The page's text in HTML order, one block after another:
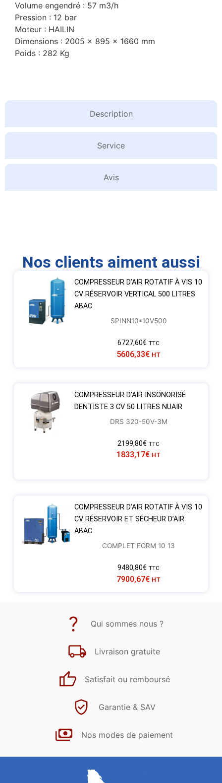
Description
Service
Avis
Volume engendré : 57 m3/h
Pression : 12 bar
Moteur : HAILIN
Dimensions : 2005 x 895 x 1660 mm
Poids : 282 Kg
Nos clients aiment aussi
COMPRESSEUR D’AIR ROTATIF À VIS 10
CV RÉSERVOIR VERTICAL 500 LITRES
ABAC
SPINN10*10V500
6727,60€ TTC
5606,33€ HT
COMPRESSEUR D’AIR INSONORISÉ
DENTISTE 3 CV 50 LITRES NUAIR
DRS 320-50V-3M
2199,80€ TTC
1833,17€ HT
COMPRESSEUR D’AIR ROTATIF À VIS 10
CV RÉSERVOIR ET SÉCHEUR D’AIR
ABAC
COMPLET FORM 10 13
9480,80€ TTC
7900,67€ HT
Qui sommes nous ?
Livraison gratuite
Satisfait ou remboursé
Garantie & SAV
Nos modes de paiement